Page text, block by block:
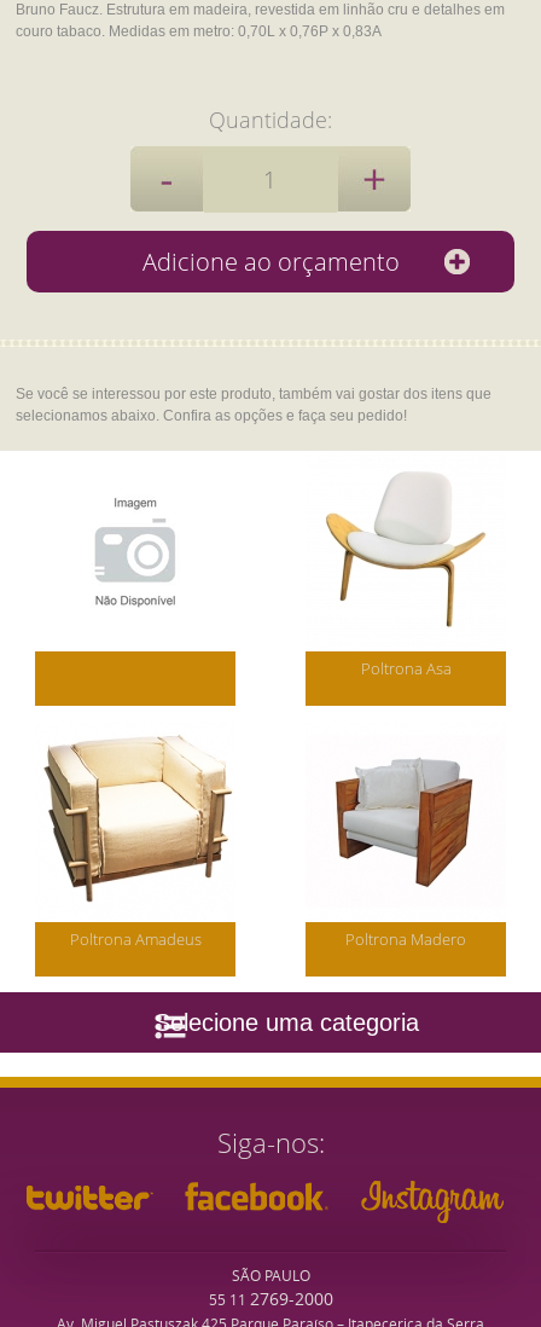
Bruno Faucz. Estrutura em madeira, revestida em linhão cru e detalhes em
couro tabaco. Medidas em metro: 0,70L x 0,76P x 0,83A
Quantidade:
Se você se interessou por este produto, também vai gostar dos itens que
selecionamos abaixo. Confira as opções e faça seu pedido!
Poltrona Asa
Poltrona Amadeus Poltrona Madero
Selecione uma categoria
Siga-nos
SÃO PAULO
55 11 2769-2000